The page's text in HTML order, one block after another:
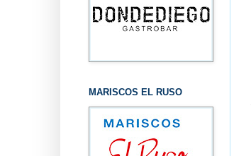
MARISCOS EL RUSO